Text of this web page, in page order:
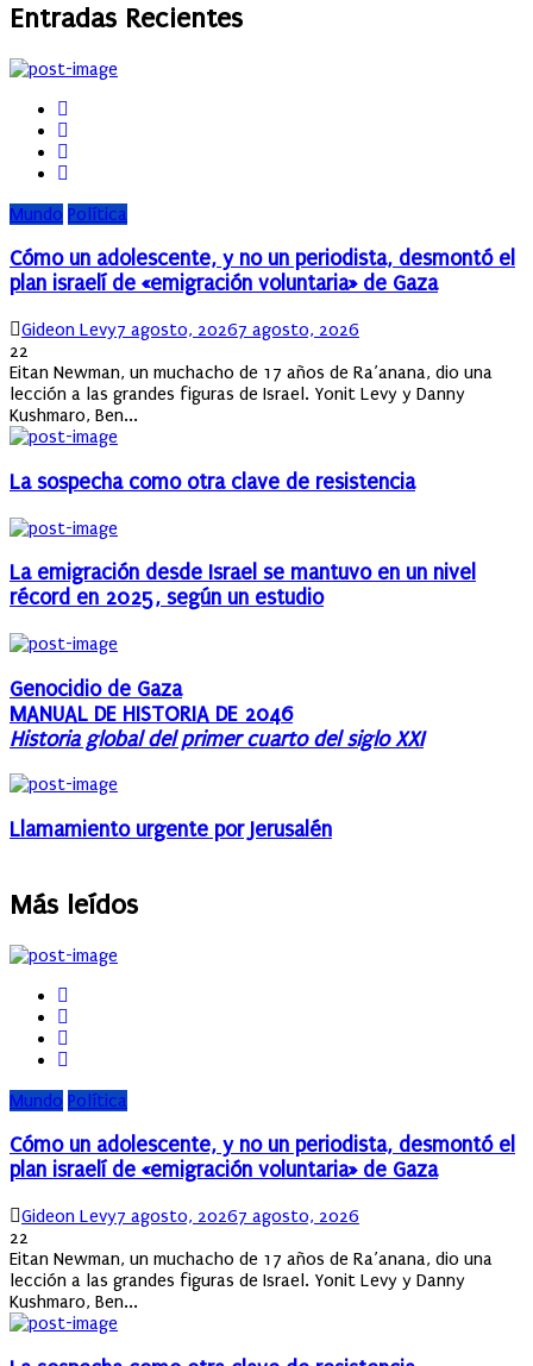
Entradas Recientes
Mundo Política
Cómo un adolescente, y no un periodista, desmontó el
plan israelí de «emigración voluntaria» de Gaza
Author
Gideon LevyPosted
7 agosto, 20267 agosto, 2026
22
Eitan Newman, un muchacho de 17 años de Ra’anana, dio una
lección a las grandes figuras de Israel. Yonit Levy y Danny
Kushmaro, Ben...
La sospecha como otra clave de resistencia
La emigración desde Israel se mantuvo en un nivel
récord en 2025, según un estudio
Genocidio de Gaza
MANUAL DE HISTORIA DE 2046
Historia global del primer cuarto del siglo XXI
Llamamiento urgente por Jerusalén
Más leídos
Mundo Política
Cómo un adolescente, y no un periodista, desmontó el
plan israelí de «emigración voluntaria» de Gaza
Author
Gideon LevyPosted
7 agosto, 20267 agosto, 2026
22
Eitan Newman, un muchacho de 17 años de Ra’anana, dio una
lección a las grandes figuras de Israel. Yonit Levy y Danny
Kushmaro, Ben...